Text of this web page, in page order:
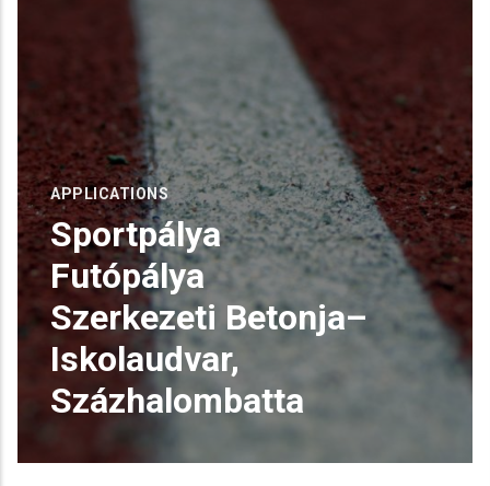
APPLICATIONS
Sportpálya
Futópálya
Szerkezeti Betonja–
Iskolaudvar,
Százhalombatta
Sportpálya Futópálya Szerkezeti